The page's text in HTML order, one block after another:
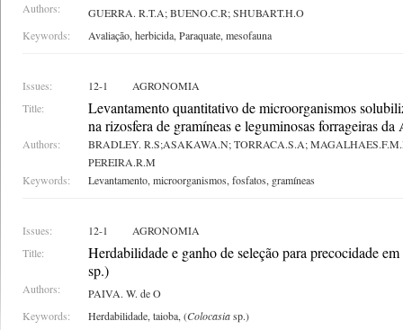
Authors:
GUERRA. R.T.A; BUENO.C.R; SHUBART.H.O
Keywords:
Avaliação, herbicida, Paraquate, mesofauna
Issues: 12-1
AGRONOMIA
Title:
Levantamento quantitativo de microorganismos
na rizosfera de gramíneas e leguminosas forrageiras da
Authors:
BRADLEY. R.S;ASAKAWA.N; TORRACA.S.A;
PEREIRA.R.M
Keywords:
Levantamento, microorganismos, fosfatos, gramíneas
Issues: 12-1
AGRONOMIA
Title:
Herdabilidade e ganho de seleção para precocidade
sp.)
Authors:
PAIVA. W. de O
Keywords:
Herdabilidade, taioba, (Colocasiasp.)